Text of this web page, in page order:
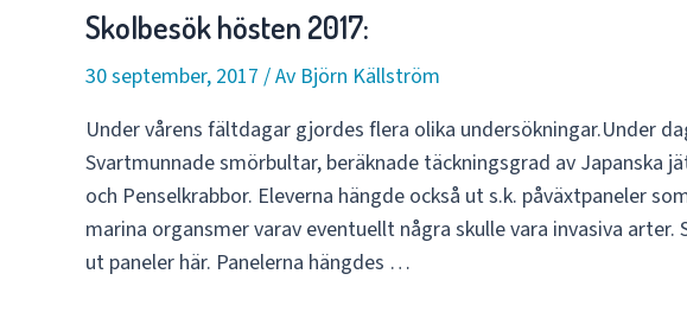
Skolbesök hösten 2017:
30 september, 2017 / Av Björn Källström
Under vårens fältdagar gjordes flera olika undersökningar.Under
Svartmunnade smörbultar, beräknade täckningsgrad av Japanska
och Penselkrabbor. Eleverna hängde också ut s.k. påväxtpaneler
marina organsmer varav eventuellt några skulle vara invasiva arter.
ut paneler här. Panelerna hängdes …